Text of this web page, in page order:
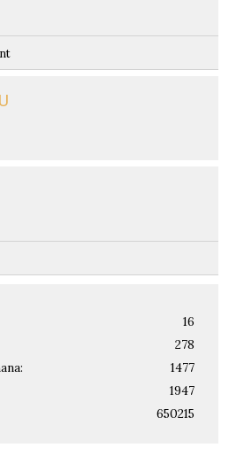
16
278
1477
1947
650215